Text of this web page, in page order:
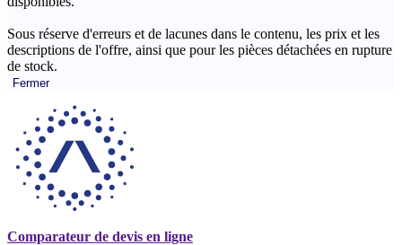
Sous réserve d'erreurs et de lacunes dans le contenu, les prix et les
descriptions de l'offre, ainsi que pour les pièces détachées en rupture
de stock.
Fermer
Comparateur de devis en ligne